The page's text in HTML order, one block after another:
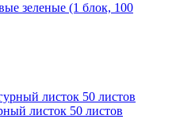
зеленые (1 блок, 100
листок 50 листов